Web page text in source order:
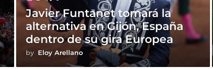
Javier Funtanet tomará la
alternativa en Gijón, España
dentro de su gira Europea
by Eloy Arellano